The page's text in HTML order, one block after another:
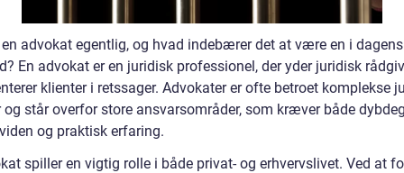
en advokat egentlig, og hvad indebærer det at være en i dagens
En advokat er en juridisk professionel, der yder juridisk
klienter i retssager. Advokater er ofte betroet komplekse
og står overfor store ansvarsområder, som kræver både
og praktisk erfaring.
spiller en vigtig rolle i både privat- og erhvervslivet. Ved at